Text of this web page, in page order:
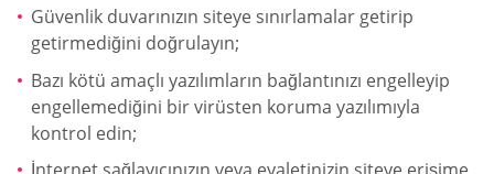
Güvenlik duvarınızın siteye sınırlamalar getirip
getirmediğini doğrulayın;
Bazı kötü amaçlı yazılımların bağlantınızı engelleyip
engellemediğini bir virüsten koruma yazılımıyla
kontrol edin;